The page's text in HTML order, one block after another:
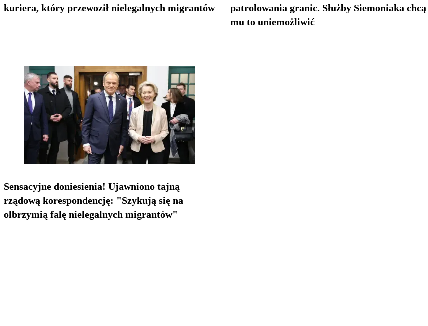
kuriera, który przewoził nielegalnych migrantów
patrolowania granic. Służby Siemoniaka chcą
mu to uniemożliwić
Sensacyjne doniesienia! Ujawniono tajną
rządową korespondencję: "Szykują się na
olbrzymią falę nielegalnych migrantów"